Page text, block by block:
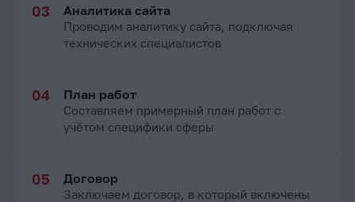
Аналитика сайта
Проводим аналитику сайта, подключая
технических специалистов
План работ
Составляем примерный план работ с
учётом специфики сферы
Договор
Заключаем договор, в который включены